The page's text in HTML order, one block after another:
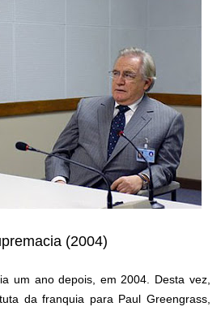
(2004)
um ano depois, em 2004. Desta vez,
da franquia para Paul Greengrass,